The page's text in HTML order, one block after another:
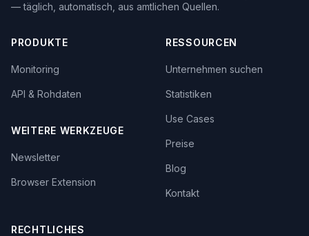
— täglich, automatisch, aus amtlichen Quellen.
PRODUKTE
Monitoring
API & Rohdaten
WEITERE WERKZEUGE
Newsletter
Browser Extension
RESSOURCEN
Unternehmen suchen
Statistiken
Use Cases
Preise
Blog
Kontakt
RECHTLICHES